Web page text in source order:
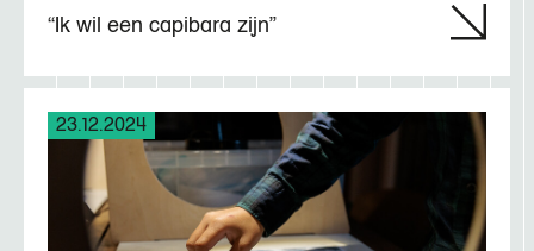
“Ik wil een capibara zijn”
23.12.2024